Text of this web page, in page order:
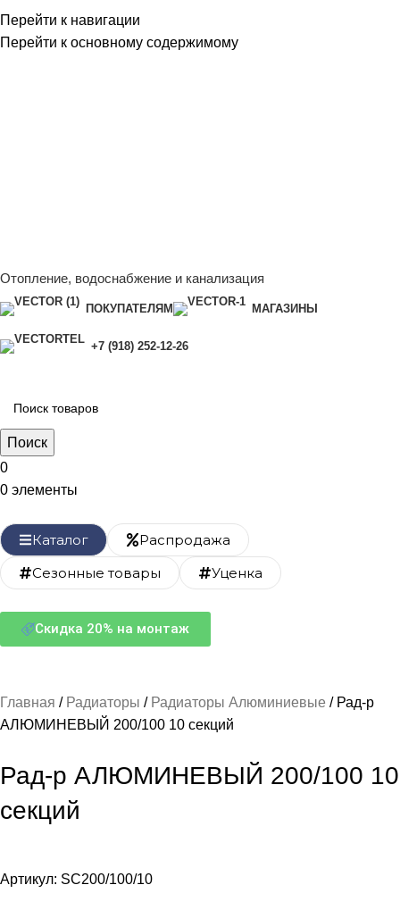
Перейти к навигации
Перейти к основному содержимому
Отопление, водоснабжение и канализация
ПОКУПАТЕЛЯМ МАГАЗИНЫ
+7 (918) 252-12-26
Поиск
0
0 элементы
Каталог
Распродажа
Сезонные товары
Уценка
Скидка 20% на монтаж
Главная Радиаторы Радиаторы Алюминиевые
Рад-р
АЛЮМИНЕВЫЙ 200/100 10 секций
Рад-р АЛЮМИНЕВЫЙ 200/100 10
секций
Артикул: SC200/100/10